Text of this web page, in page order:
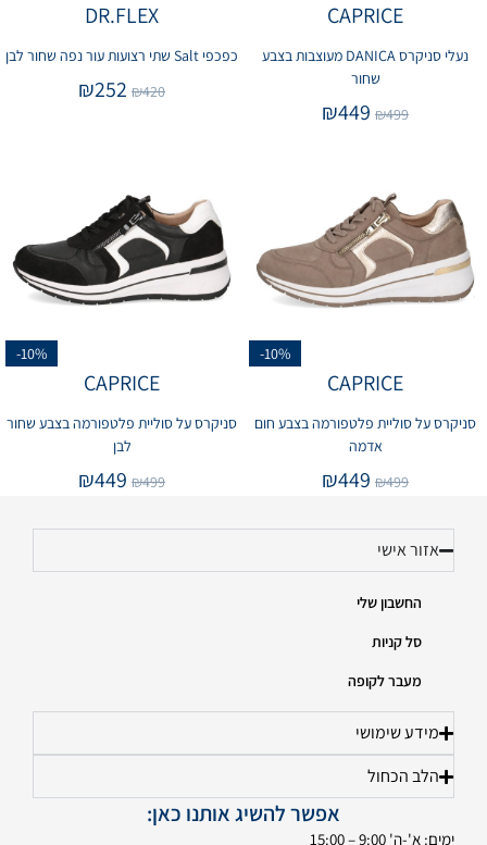
CAPRICE
נעלי סניקרס DANICA מעוצבות בצבע
שחור
₪499
₪449
DR.FLEX
כפכפי Salt שתי רצועות עור נפה שחור לבן
₪420
₪252
-10%
CAPRICE
סניקרס על סוליית פלטפורמה בצבע חום
אדמה
₪499
₪449
-10%
CAPRICE
סניקרס על סוליית פלטפורמה בצבע שחור
לבן
₪499
₪449
אזור אישי
החשבון שלי
סל קניות
מעבר לקופה
מידע שימושי
הלב הכחול
אפשר להשיג אותנו כאן:
ימים: א'-ה' 9:00 – 15:00